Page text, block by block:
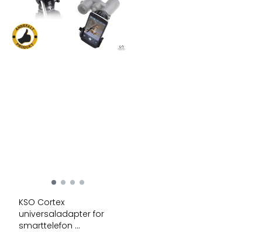
KSO Cortex
universaladapter for
smarttelefon ...